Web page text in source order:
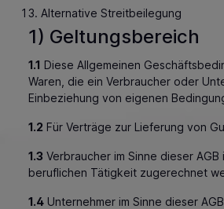
Alternative Streitbeilegung
1) Geltungsbereich
1.1 Diese Allgemeinen
Waren, die ein Verbraucher oder
Einbeziehung von eigenen
1.2 Für Verträge zur Lieferung von
1.3 Verbraucher im Sinne dieser
beruflichen Tätigkeit zugerechnet
1.4 Unternehmer im Sinne dieser